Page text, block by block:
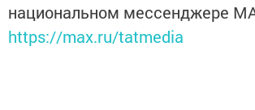
национальном мессенджере
https://max.ru/tatmedia